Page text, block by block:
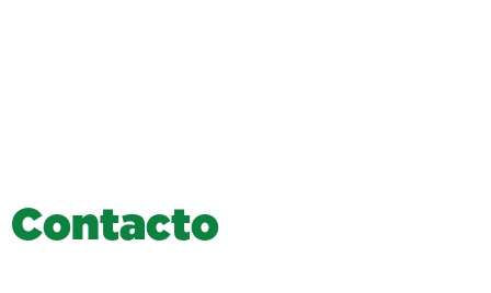
Contacto